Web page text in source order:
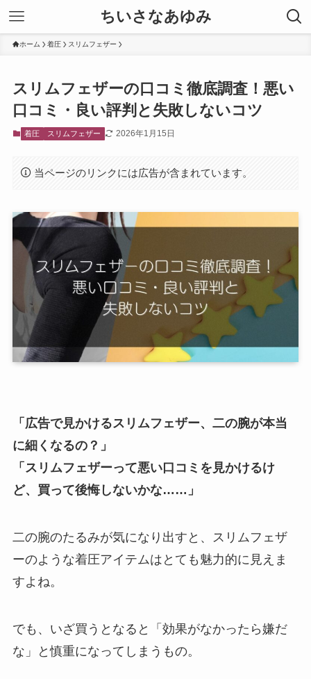
ちいさなあゆみ
ホーム 着圧 スリムフェザー
スリムフェザーの口コミ徹底調査！悪い
口コミ・良い評判と失敗しないコツ
着圧 スリムフェザー 2026年1月15日
当ページのリンクには広告が含まれています。
「広告で見かけるスリムフェザー、二の腕が本当
に細くなるの？」
「スリムフェザーって悪い口コミを見かけるけ
ど、買って後悔しないかな……」
二の腕のたるみが気になり出すと、スリムフェザ
ーのような着圧アイテムはとても魅力的に見えま
すよね。
でも、いざ買うとなると「効果がなかったら嫌だ
な」と慎重になってしまうもの。